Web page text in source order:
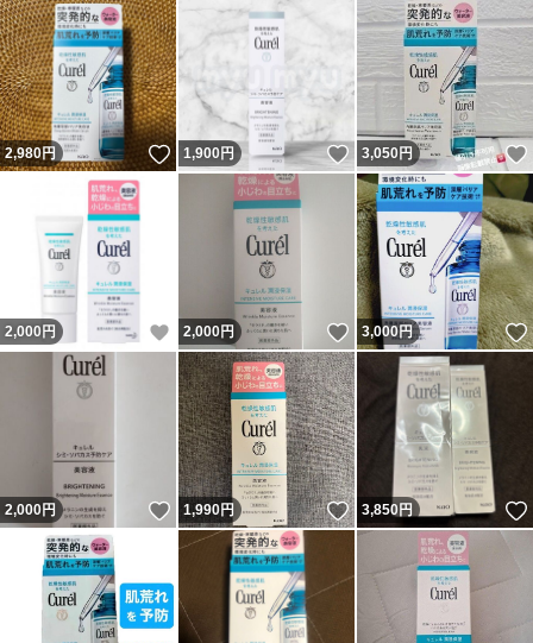
2,980円 いいね！
1,900円 いいね！
3,050円
2,000 円 いいね！
2,000円 いいね！
3,000円
2,000円 いいね！
1,990円 いいね！
3,850円